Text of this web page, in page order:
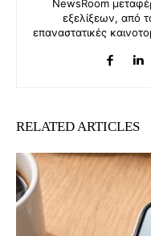
NewsRoom
εξελίξεων, από
επαναστατικές
RELATED ARTICLES